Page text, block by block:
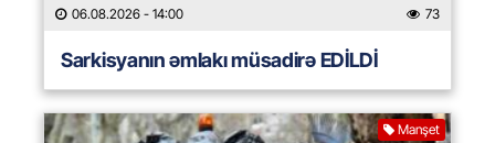
06.08.2026 - 14:00 73
Sarkisyanın əmlakı müsadirə EDİLDİ
Manşet